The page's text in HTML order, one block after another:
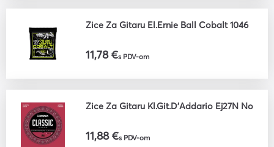
Žice Za Gitaru El.Ernie Ball Cobalt 1046
11,78 €s PDV-om
Žice Za Gitaru Kl.Git.D'Addario Ej27N No
11,88 €s PDV-om